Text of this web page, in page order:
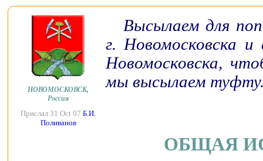
НОВОМОСКОВСК,
Россия
Прислал 31 Oct 07 Б.И.
Поливанов
Высылаем для
г. Новомосковска и
Новомосковска,
мы высылаем
ОБЩАЯ